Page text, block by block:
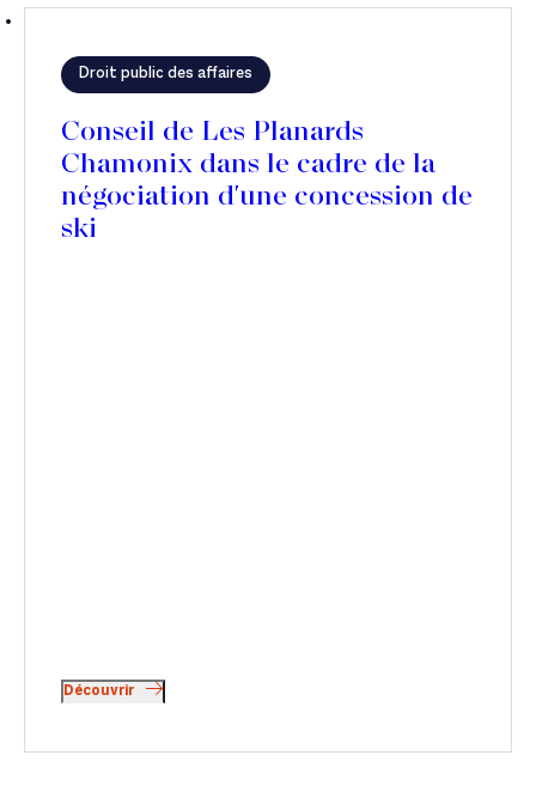
Droit public des affaires
Conseil de Les Planards
Chamonix dans le cadre de la
négociation d'une concession de
ski
Découvrir